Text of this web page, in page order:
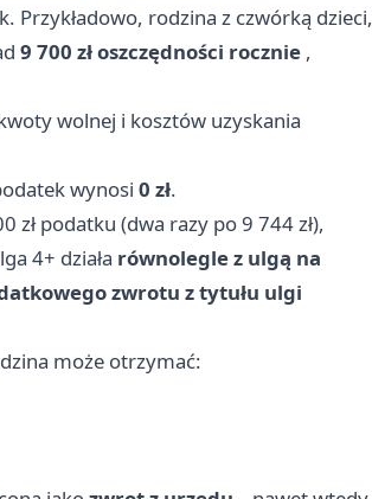
Przykładowo, rodzina z czwórką dzieci,
9 700 zł oszczędności rocznie ,
wolnej i kosztów uzyskania
wynosi 0 zł.
zł podatku (dwa razy po 9 744 zł),
4+ działa równolegle z ulgą na
zwrotu z tytułu ulgi
może otrzymać: